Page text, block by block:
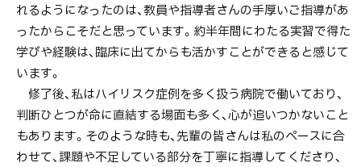
れるようになったのは、教員や指導者さんの手厚いご指導があ
ったからこそだと思っています。約半年間にわたる実習で得た
学びや経験は、臨床に出てからも活かすことができると感じて
います。
修了後、私はハイリスク症例を多く扱う病院で働いており、
判断ひとつが命に直結する場面も多く、心が追いつかないこと
もあります。そのような時も、先輩の皆さんは私のペースに合
わせて、課題や不足している部分を丁寧に指導してくださり、